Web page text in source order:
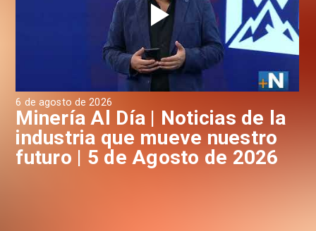
6 de agosto de 2026
Minería Al Día | Noticias de la
industria que mueve nuestro
futuro | 5 de Agosto de 2026